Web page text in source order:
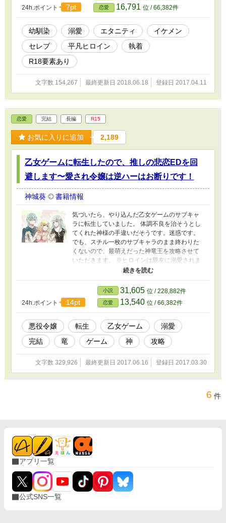
24h.ポイント 7pt 恋愛 16,791 位 / 66,382件
幼馴染 溺愛 エタニティ
イケメン
セレブ
平凡ヒロイン
執着
R18要素あり
文字数 154,267 最終更新日 2018.06.18 登録日 2017.04.11
恋愛 完結 長編 R15
お気に入りに追加 2,189
乙女ゲームに転生したので、推しの悲恋EDを回
避します〜愛され令嬢は逆ハーはお断りです！
神城葵 書籍情報
気づいたら、やり込んだ乙女ゲームのサブキャ
ラに転生していました。 体調不良を治そうとし
てくれた神様の手違いだそうです。迷惑です。
でも、スチル一枚のサブキャラのまま終わりた
くないので、最萌えだった神竜王を攻略させて
いただきます。 ※ヒロインは親友に溺愛されま
す。ＧＬではないですが、お嫌いな方はご注意
下さい。 ※完結しました。ありがとうございま
した！ ※改題しましたが、改稿はしていませ
ん。誤字は気づいたら直します。 表紙イラスト
はのの様に依頼しました。
24h.ポイント 14pt
小説 31,605 位 / 228,882件
恋愛 13,540 位 / 66,382件
悪役令嬢 転生 乙女ゲーム
溺愛
完結
竜 ゲーム 神 攻略
文字数 329,926 最終更新日 2017.06.16 登録日 2017.03.30
6 件
アプリ一覧
公式SNS一覧